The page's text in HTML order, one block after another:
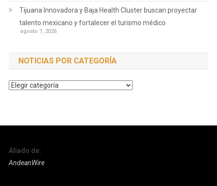
Tijuana Innovadora y Baja Health Cluster buscan proyectar
talento mexicano y fortalecer el turismo médico
agosto 7, 2026
NOTICIAS POR CATEGORÍA
Noticias
Aliado de:
AndeanWire